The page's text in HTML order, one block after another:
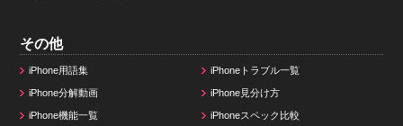
その他
iPhone用語集 iPhoneトラブル一覧
iPhone分解動画 iPhone見分け方
iPhone機能一覧 iPhoneスペック比較